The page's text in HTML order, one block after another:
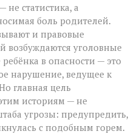
не статистика, а
боль родителей.
и правовые
возбуждаются уголовные
в опасности — это
нарушение, ведущее к
главная цель
историям — не
угрозы: предупредить,
с подобным горем.